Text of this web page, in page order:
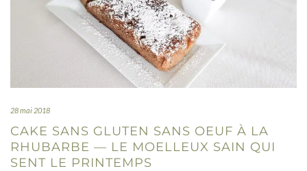
28 mai 2018
CAKE SANS GLUTEN SANS OEUF À LA
RHUBARBE — LE MOELLEUX SAIN QUI
SENT LE PRINTEMPS